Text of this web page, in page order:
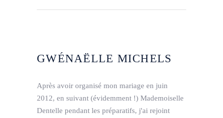
GWÉNAËLLE MICHELS
Après avoir organisé mon mariage en juin
2012, en suivant (évidemment !) Mademoiselle
Dentelle pendant les préparatifs, j'ai rejoint